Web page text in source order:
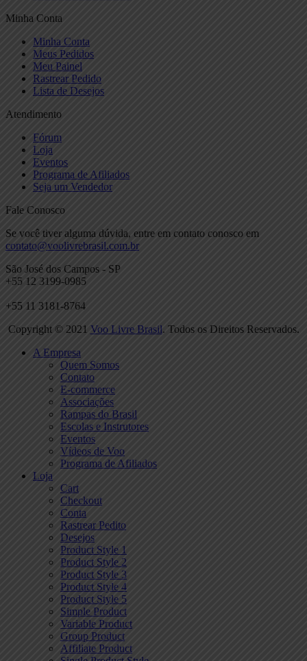
Minha Conta
Minha Conta
Meus Pedidos
Meu Painel
Rastrear Pedido
Lista de Desejos
Atendimento
Fórum
Loja
Eventos
Programa de Afiliados
Seja um Vendedor
Fale Conosco
Se você tiver alguma dúvida, entre em contato conosco em
contato@voolivrebrasil.com.br
São José dos Campos - SP
+55 12 3199-0985
+55 11 3181-8764
Copyright © 2021 Voo Livre Brasil. Todos os Direitos Reservados.
A Empresa
Quem Somos
Contato
E-commerce
Associações
Rampas do Brasil
Escolas e Instrutores
Eventos
Vídeos de Voo
Programa de Afiliados
Loja
Cart
Checkout
Conta
Rastrear Pedito
Desejos
Product Style 1
Product Style 2
Product Style 3
Product Style 4
Product Style 5
Simple Product
Variable Product
Group Product
Affiliate Product